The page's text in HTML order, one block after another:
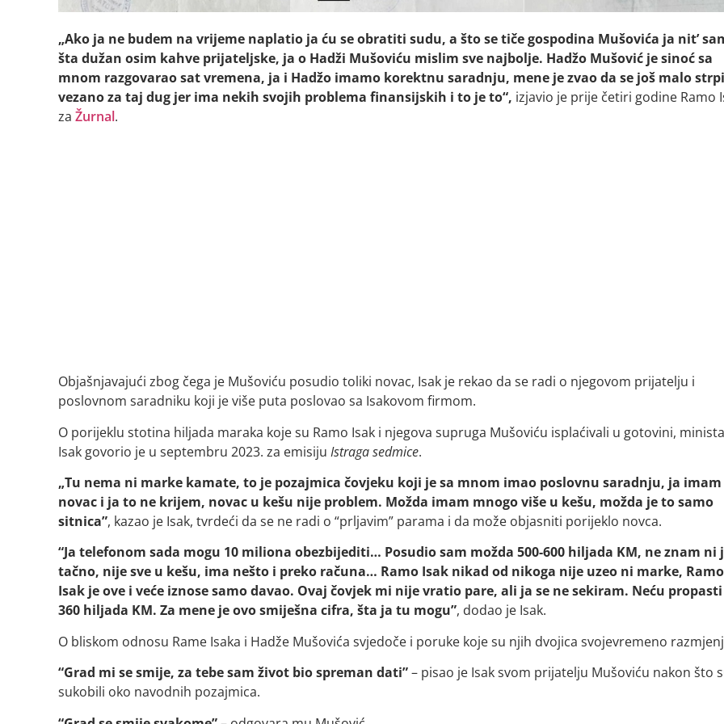
„Ako ja ne budem na vrijeme naplatio ja ću se obratiti sudu, a što se tiče gospodina Mušovića ja nit’
šta dužan osim kahve prijateljske, ja o Hadži Mušoviću mislim sve najbolje. Hadžo Mušović je sinoć sa
mnom razgovarao sat vremena, ja i Hadžo imamo korektnu saradnju, mene je zvao da se još malo
vezano za taj dug jer ima nekih svojih problema finansijskih i to je to“, izjavio je prije četiri godine Ramo
za Žurnal.
Objašnjavajući zbog čega je Mušoviću posudio toliki novac, Isak je rekao da se radi o njegovom prijatelju i
poslovnom saradniku koji je više puta poslovao sa Isakovom firmom.
O porijeklu stotina hiljada maraka koje su Ramo Isak i njegova supruga Mušoviću isplaćivali u gotovini,
Isak govorio je u septembru 2023. za emisiju Istraga sedmice.
„Tu nema ni marke kamate, to je pozajmica čovjeku koji je sa mnom imao poslovnu saradnju, ja imam
novac i ja to ne krijem, novac u kešu nije problem. Možda imam mnogo više u kešu, možda je to samo
sitnica”, kazao je Isak, tvrdeći da se ne radi o “prljavim” parama i da može objasniti porijeklo novca.
“Ja telefonom sada mogu 10 miliona obezbijediti… Posudio sam možda 500-600 hiljada KM, ne znam ni
tačno, nije sve u kešu, ima nešto i preko računa… Ramo Isak nikad od nikoga nije uzeo ni marke, Ramo
Isak je ove i veće iznose samo davao. Ovaj čovjek mi nije vratio pare, ali ja se ne sekiram. Neću propasti
360 hiljada KM. Za mene je ovo smiješna cifra, šta ja tu mogu”, dodao je Isak.
O bliskom odnosu Rame Isaka i Hadže Mušovića svjedoče i poruke koje su njih dvojica svojevremeno
“Grad mi se smije, za tebe sam život bio spreman dati”– pisao je Isak svom prijatelju Mušoviću nakon što
sukobili oko navodnih pozajmica.